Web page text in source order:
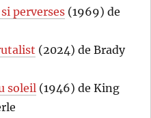
perverses (1969) de
(2024) de Brady
soleil (1946) de King